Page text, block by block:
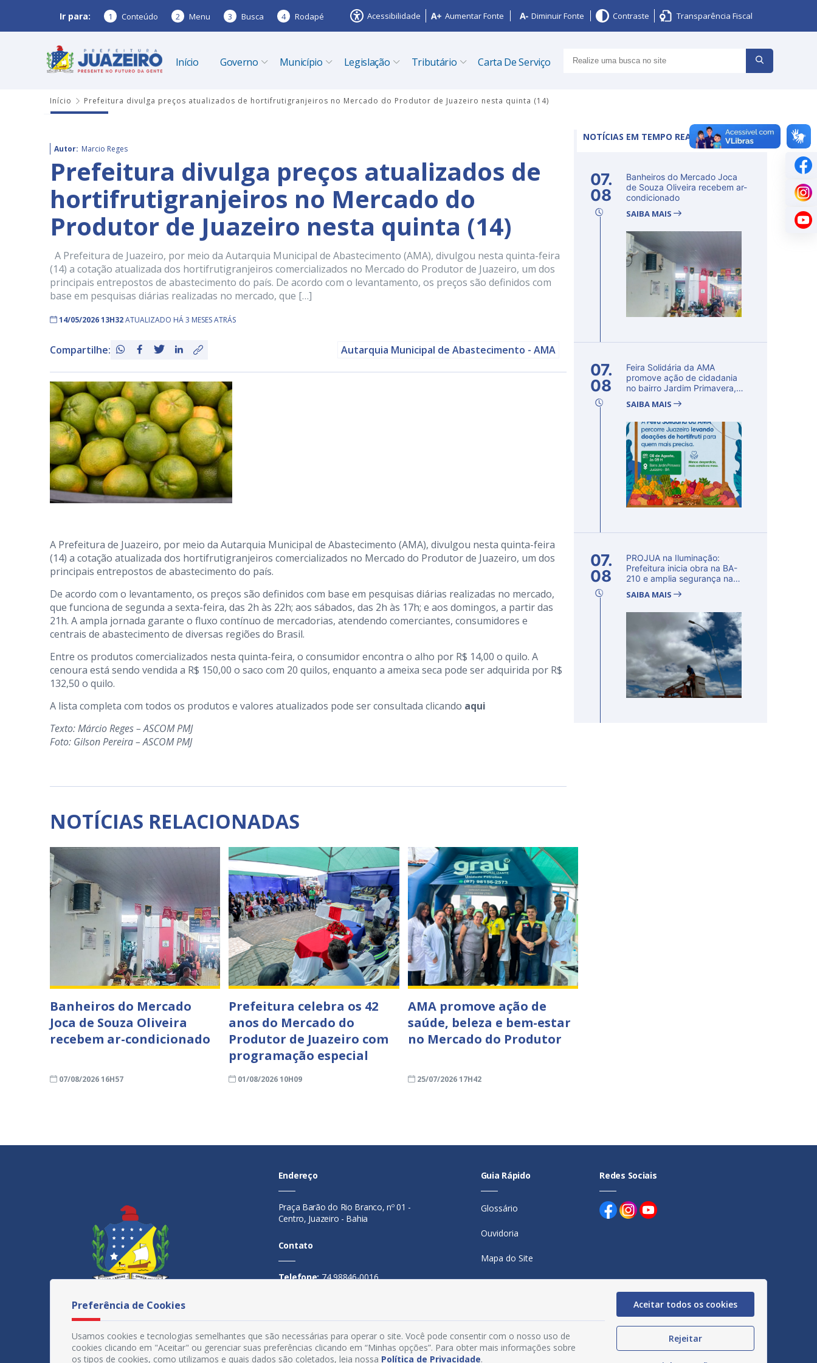
Ir para: 1 Conteúdo 2 Menu 3 Busca 4 Rodapé Acessibilidade Aumentar Fonte Diminuir Fonte Contraste Transparência Fiscal
Início Governo Município Legislação Tributário Carta De Serviço
Início Prefeitura divulga preços atualizados de hortifrutigranjeiros no Mercado do Produtor de Juazeiro nesta quinta (14)
Autor: Marcio Reges
Prefeitura divulga preços atualizados de
hortifrutigranjeiros no Mercado do
Produtor de Juazeiro nesta quinta (14)
A Prefeitura de Juazeiro, por meio da Autarquia Municipal de Abastecimento (AMA), divulgou nesta quinta-feira
(14) a cotação atualizada dos hortifrutigranjeiros comercializados no Mercado do Produtor de Juazeiro, um dos
principais entrepostos de abastecimento do país. De acordo com o levantamento, os preços são definidos com
base em pesquisas diárias realizadas no mercado, que […]
14/05/2026 13H32ATUALIZADO HÁ 3 MESES ATRÁS
Compartilhe: Autarquia Municipal de Abastecimento - AMA
A Prefeitura de Juazeiro, por meio da Autarquia Municipal de Abastecimento (AMA), divulgou nesta quinta-feira
(14) a cotação atualizada dos hortifrutigranjeiros comercializados no Mercado do Produtor de Juazeiro, um dos
principais entrepostos de abastecimento do país.
De acordo com o levantamento, os preços são definidos com base em pesquisas diárias realizadas no mercado,
que funciona de segunda a sexta-feira, das 2h às 22h; aos sábados, das 2h às 17h; e aos domingos, a partir das
21h. A ampla jornada garante o fluxo contínuo de mercadorias, atendendo comerciantes, consumidores e
centrais de abastecimento de diversas regiões do Brasil.
Entre os produtos comercializados nesta quinta-feira, o consumidor encontra o alho por R$ 14,00 o quilo. A
cenoura está sendo vendida a R$ 150,00 o saco com 20 quilos, enquanto a ameixa seca pode ser adquirida por R$
132,50 o quilo.
A lista completa com todos os produtos e valores atualizados pode ser consultada clicando aqui
Texto: Márcio Reges – ASCOM PMJ
Foto: Gilson Pereira – ASCOM PMJ
NOTÍCIAS RELACIONADAS
Banheiros do Mercado
Joca de Souza Oliveira
recebem ar-condicionado
07/08/2026 16H57
Prefeitura celebra os 42
anos do Mercado do
Produtor de Juazeiro com
programação especial
01/08/2026 10H09
AMA promove ação de
saúde, beleza e bem-estar
no Mercado do Produtor
25/07/2026 17H42
NOTÍCIAS EM TEMPO REAL
07.
08
Banheiros do Mercado Joca
de Souza Oliveira recebem ar-
condicionado
SAIBA MAIS
07.
08
Feira Solidária da AMA
promove ação de cidadania
no bairro Jardim Primavera,
SAIBA MAIS
07.
08
PROJUA na Iluminação:
Prefeitura inicia obra na BA-
210 e amplia segurança na
SAIBA MAIS
Endereço
Praça Barão do Rio Branco, nº 01 -
Centro, Juazeiro - Bahia
Contato
Telefone:74 98846-0016
Segunda a sexta-feira, das 08h às
14h
Guia Rápido
Glossário
Ouvidoria
Mapa do Site
Perguntas Frequentes
Política de Privacidade
Redes Sociais
Preferência de Cookies
Usamos cookies e tecnologias semelhantes que são necessárias para operar o site. Você pode consentir com o nosso uso de
cookies clicando em "Aceitar" ou gerenciar suas preferências clicando em “Minhas opções”. Para obter mais informações sobre
os tipos de cookies, como utilizamos e quais dados são coletados, leia nossa Política de Privacidade.
Aceitar todos os cookies
Rejeitar